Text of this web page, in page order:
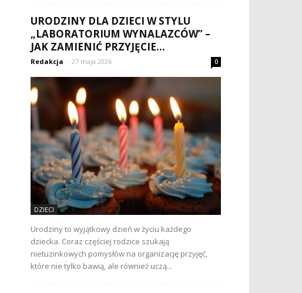
URODZINY DLA DZIECI W STYLU
„LABORATORIUM WYNALAZCÓW” –
JAK ZAMIENIĆ PRZYJĘCIE...
Redakcja - 27 maja 2026 0
DZIECI
Urodziny to wyjątkowy dzień w życiu każdego
dziecka. Coraz częściej rodzice szukają
nietuzinkowych pomysłów na organizację przyjęć,
które nie tylko bawią, ale również uczą...